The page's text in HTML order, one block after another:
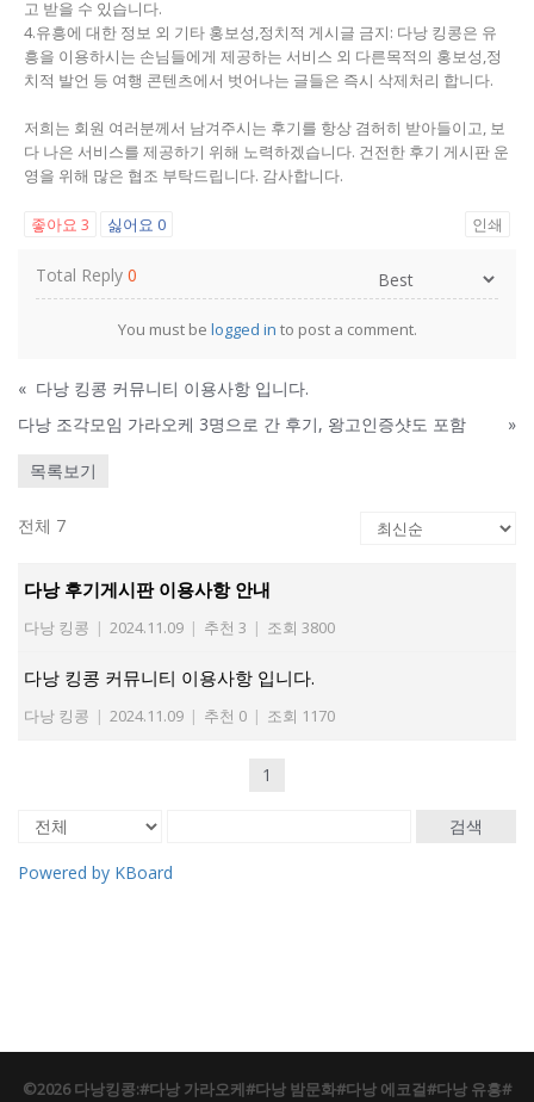
고 받을 수 있습니다.
4.유흥에 대한 정보 외 기타 홍보성,정치적 게시글 금지: 다낭 킹콩은 유
흥을 이용하시는 손님들에게 제공하는 서비스 외 다른목적의 홍보성,정
치적 발언 등 여행 콘텐츠에서 벗어나는 글들은 즉시 삭제처리 합니다.
저희는 회원 여러분께서 남겨주시는 후기를 항상 겸허히 받아들이고, 보
다 나은 서비스를 제공하기 위해 노력하겠습니다. 건전한 후기 게시판 운
영을 위해 많은 협조 부탁드립니다. 감사합니다.
좋아요 3 싫어요 0 인쇄
Total Reply 0
You must be logged in to post a comment.
« 다낭 킹콩 커뮤니티 이용사항 입니다.
다낭 조각모임 가라오케 3명으로 간 후기, 왕고인증샷도 포함
»
목록보기
전체 7
다낭 후기게시판 이용사항 안내
다낭 킹콩 | 2024.11.09 | 추천 3 | 조회 3800
다낭 킹콩 커뮤니티 이용사항 입니다.
다낭 킹콩 | 2024.11.09 | 추천 0 | 조회 1170
1
검색
Powered by KBoard
©2026 다낭킹콩:#다낭 가라오케#다낭 밤문화#다낭 에코걸#다낭 유흥#